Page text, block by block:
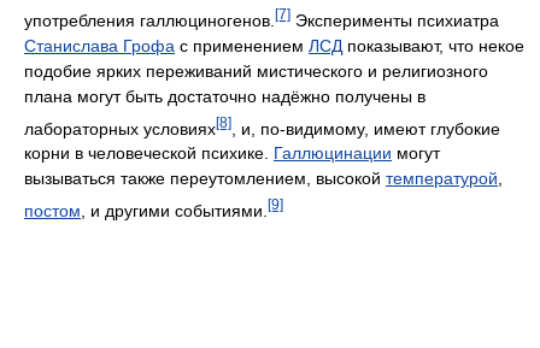
употребления галлюциногенов. [7] Эксперименты психиатра
Станислава Грофа с применением ЛСД показывают, что некое
подобие ярких переживаний мистического и религиозного
плана могут быть достаточно надёжно получены в
лабораторных условиях[8]
, и, по-видимому, имеют глубокие
корни в человеческой психике. Галлюцинации могут
вызываться также переутомлением, высокой температурой,
постом , и другими событиями. [9]